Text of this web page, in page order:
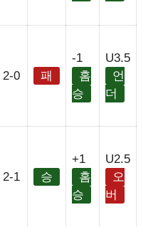
2-0 패
-1
홈
승
U3.5
언
더
2-1 승
+1
홈
승
U2.5
오
버